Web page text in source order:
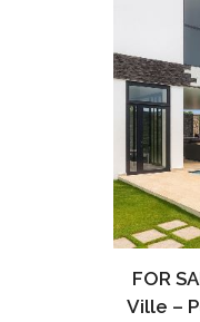
FOR
Ville –